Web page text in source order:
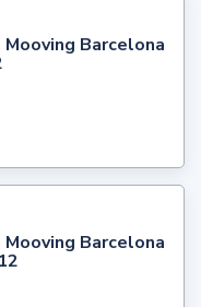
Barcelona
Barcelona